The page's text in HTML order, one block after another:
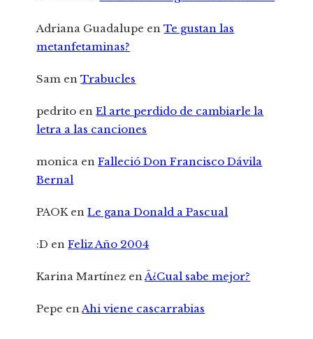
Adriana Guadalupe enTe gustan las
metanfetaminas?
Sam enTrabucles
pedrito enEl arte perdido de cambiarle la
letra a las canciones
monica enFalleció Don Francisco Dávila
Bernal
PAOKenLe gana Donald a Pascual
:D enFeliz Año 2004
Karina Martínez enÂ¿Cual sabe mejor?
Pepe enAhi viene cascarrabias